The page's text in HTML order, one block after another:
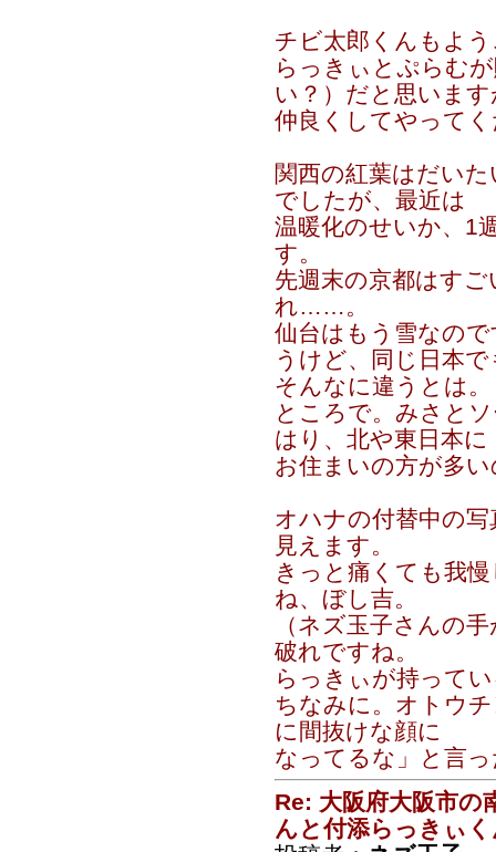
チビ太郎くんもよ
らっきぃとぷらむ
い？）だと思います
仲良くしてやって
関西の紅葉はだい
でしたが、最近は
温暖化のせいか、1
す。
先週末の京都はす
れ……。
仙台はもう雪なの
うけど、同じ日本で
そんなに違うとは。
ところで。みさと
はり、北や東日本に
お住まいの方が多
オハナの付替中の
見えます。
きっと痛くても我
ね、ぼし吉。
（ネズ玉子さんの
破れですね。
らっきぃが持って
ちなみに。オトウ
に間抜けな顔に
なってるな」と言
Re: 大阪府大阪市の
んと付添らっきぃ